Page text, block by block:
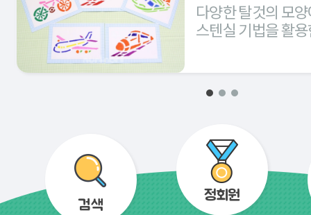
다양한 탈것의 모
스텐실 기법을 활
검색
정회원